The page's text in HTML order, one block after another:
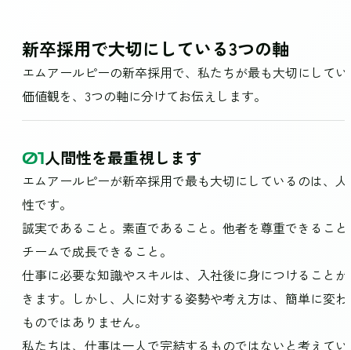
新卒採用で大切にしている3つの軸
エムアールピーの新卒採用で、私たちが最も大切にして
価値観を、3つの軸に分けてお伝えします。
01人間性を最重視します
エムアールピーが新卒採用で最も大切にしているのは、
性です。
誠実であること。素直であること。他者を尊重できるこ
チームで成長できること。
仕事に必要な知識やスキルは、入社後に身につけること
きます。しかし、人に対する姿勢や考え方は、簡単に変
ものではありません。
私たちは、仕事は一人で完結するものではないと考えて